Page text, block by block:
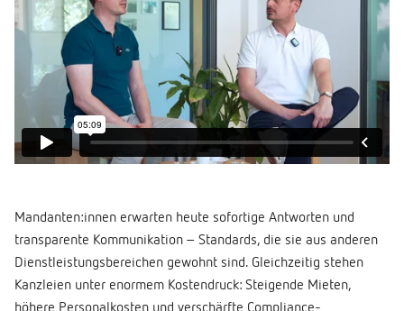
Mandanten:innen erwarten heute sofortige Antworten und
transparente Kommunikation – Standards, die sie aus anderen
Dienstleistungsbereichen gewohnt sind. Gleichzeitig stehen
Kanzleien unter enormem Kostendruck: Steigende Mieten,